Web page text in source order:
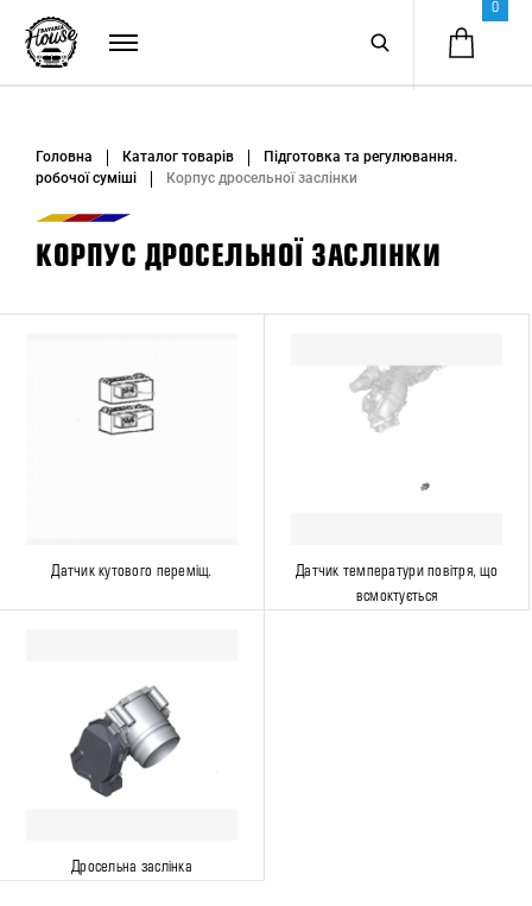
0
Головна Каталог товарів
Підготовка та регулювання.
робочої суміші
Корпус дросельної заслінки
КОРПУС ДРОСЕЛЬНОЇ ЗАСЛІНКИ
Датчик кутового переміщ.
Датчик температури повітря, що
всмоктується
Дросельна заслінка